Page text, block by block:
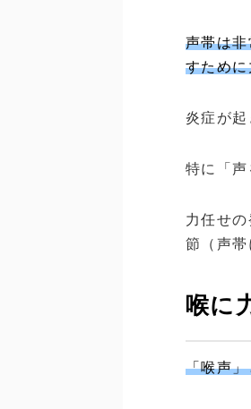
声帯は
すため
炎症が起
特に「声
力任せ
節（声帯
喉に
「喉声